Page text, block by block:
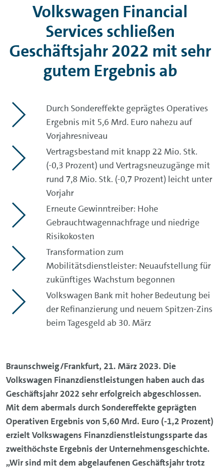
Volkswagen Financial
Services schließen
Geschäftsjahr 2022 mit sehr
gutem Ergebnis ab
Durch Sondereffekte geprägtes Operatives
Ergebnis mit 5,6 Mrd. Euro nahezu auf
Vorjahresniveau
Vertragsbestand mit knapp 22 Mio. Stk.
(-0,3 Prozent) und Vertragsneuzugänge mit
rund 7,8 Mio. Stk. (-0,7 Prozent) leicht unter
Vorjahr
Erneute Gewinntreiber: Hohe
Gebrauchtwagennachfrage und niedrige
Risikokosten
Transformation zum
Mobilitätsdienstleister: Neuaufstellung für
zukünftiges Wachstum begonnen
Volkswagen Bank mit hoher Bedeutung bei
der Refinanzierung und neuem Spitzen-Zins
beim Tagesgeld ab 30. März
Braunschweig/Frankfurt, 21. März 2023. Die
Volkswagen Finanzdienstleistungen haben auch das
Geschäftsjahr 2022 sehr erfolgreich abgeschlossen.
Mit dem abermals durch Sondereffekte geprägten
Operativen Ergebnis von 5,60 Mrd. Euro (-1,2 Prozent)
erzielt Volkswagens Finanzdienstleistungssparte das
zweithöchste Ergebnis der Unternehmensgeschichte.
„Wir sind mit dem abgelaufenen Geschäftsjahr trotz